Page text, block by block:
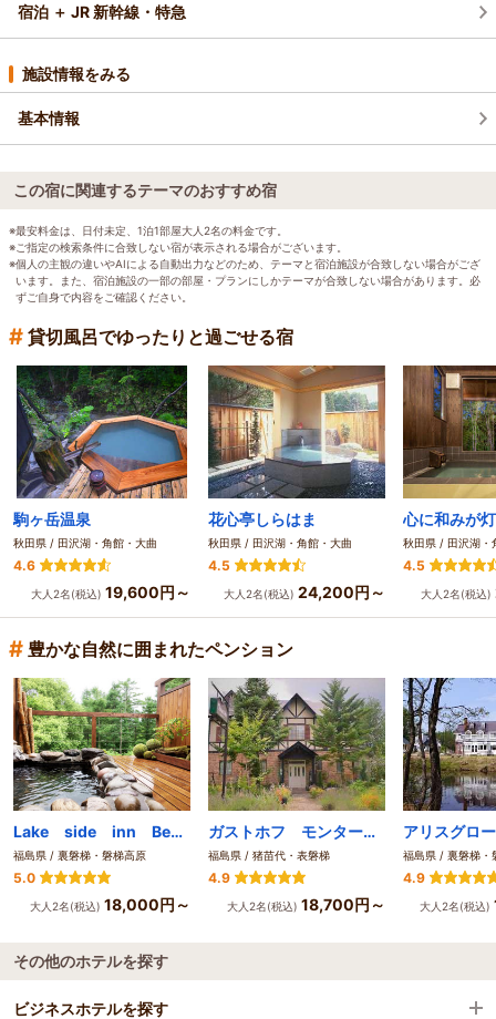
宿泊 ＋ JR 新幹線・特急
施設情報をみる
基本情報
この宿に関連するテーマのおすすめ宿
※最安料金は、日付未定、1泊1部屋大人2名の料金です。
※ご指定の検索条件に合致しない宿が表示される場合がございます。
※個人の主観の違いやAIによる自動出力などのため、テーマと宿泊施設が合致しない場合がござ
います。また、宿泊施設の一部の部屋・プランにしかテーマが合致しない場合があります。必
ずご自身で内容をご確認ください。
# 貸切風呂でゆったりと過ごせる宿
駒ヶ岳温泉
秋田県 / 田沢湖・角館・大曲
4.6
大人2名(税込) 19,600円～
花心亭しらはま
秋田県 / 田沢湖・角館・大曲
4.5
大人2名(税込) 24,200円～
秋田県 / 田沢湖・
4.5
大人2名(税込)
# 豊かな自然に囲まれたペンション
Lake side inn Beehive(びーはいぶ）
福島県 / 裏磐梯・磐梯高原
5.0
大人2名(税込) 18,000円～
ガストホフ モンターニャ
福島県 / 猪苗代・表磐梯
4.9
大人2名(税込) 18,700円～
アリスグロ
福島県 / 裏磐梯・
4.9
大人2名(税込)
その他のホテルを探す
ビジネスホテルを探す